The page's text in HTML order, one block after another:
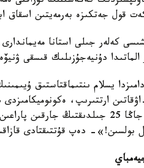
قول جەتكىزە بەرمەيتىن
دۇنيەجۇزىلىك قىسقى
يسلام ىنتىماقتاستىق
ارتتىرىپ، ەكونوميكامىزدى
ەلىمىز ءۇشىن جاڭا 25
بولسىن!»- دەپ قۇتتىقتادى